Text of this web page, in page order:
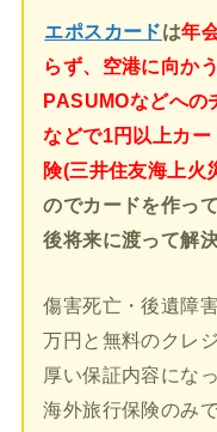
エポスカードは年
らず、空港に向か
PASUMOなどへの
などで1円以上カ
険(三井住友海上火
のでカードを作っ
後将来に渡って解
傷害死亡・後遺障
万円と無料のクレ
厚い保証内容にな
海外旅行保険のみ